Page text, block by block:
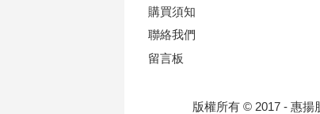
購買須知
聯絡我們
留言板
版權所有 © 2017 - 惠揚